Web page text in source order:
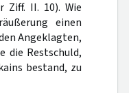
Ziff. II. 10). Wie
einen
Angeklagten,
die Restschuld,
bestand, zu